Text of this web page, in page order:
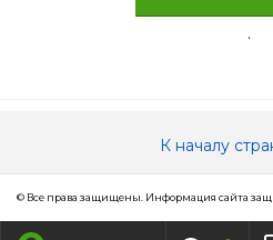
.
К началу
© Все права защищены. Информация сайта